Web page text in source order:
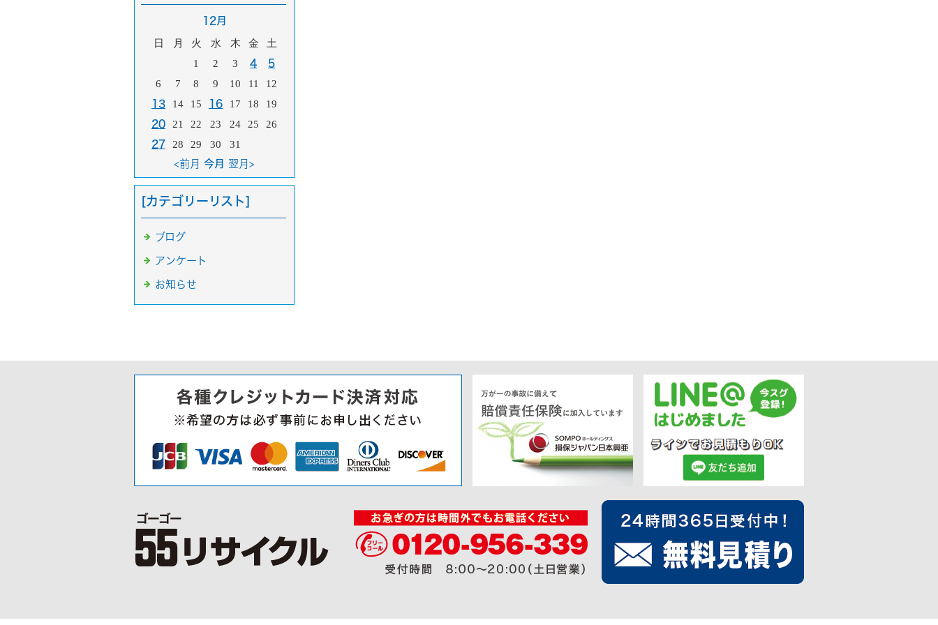
12月
日 月 火 水 木 金
土
1
2 3 4 5
6 7 8 9 10 11 12
13 14 15 16 17 18 19
20 21 22 23 24 25 26
27 28 29 30 31
<前月 今月 翌月>
[カテゴリーリスト]
ブログ
アンケート
お知らせ